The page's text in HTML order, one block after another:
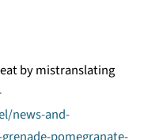
by mistranslating
news-and-